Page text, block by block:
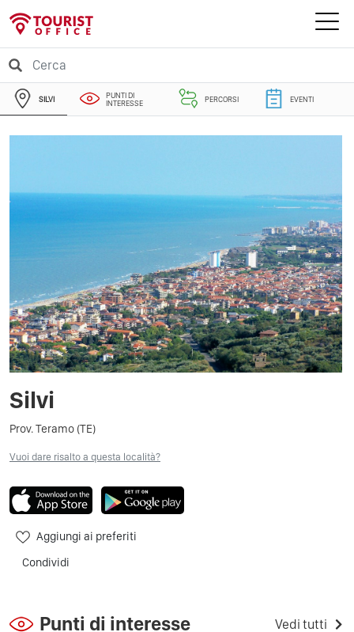
SILVI
PUNTI DI
INTERESSE
PERCORSI EVENTI
Silvi
Prov. Teramo (TE)
Vuoi dare risalto a questa località?
Aggiungi ai preferiti
Condividi
Punti di interesse Vedi tutti